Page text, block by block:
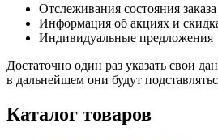
Отслеживания состояния заказа
Информация об акциях и
Индивидуальные предложения
Достаточно один раз указать свои
в дальнейшем они будут
Каталог товаров